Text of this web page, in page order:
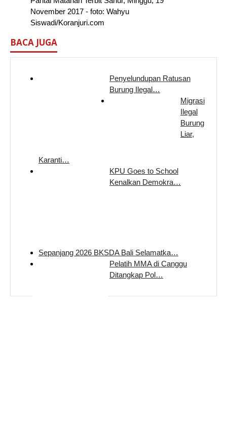
November 2017 - foto: Wahyu
Siswadi/Koranjuri.com
BACA JUGA
Penyelundupan Ratusan
Burung Ilegal…
Migrasi
Ilegal
Burung
Liar,
Karanti…
KPU Goes to School
Kenalkan Demokra…
Sepanjang 2026 BKSDA Bali Selamatka…
Pelatih MMA di Canggu
Ditangkap Pol…